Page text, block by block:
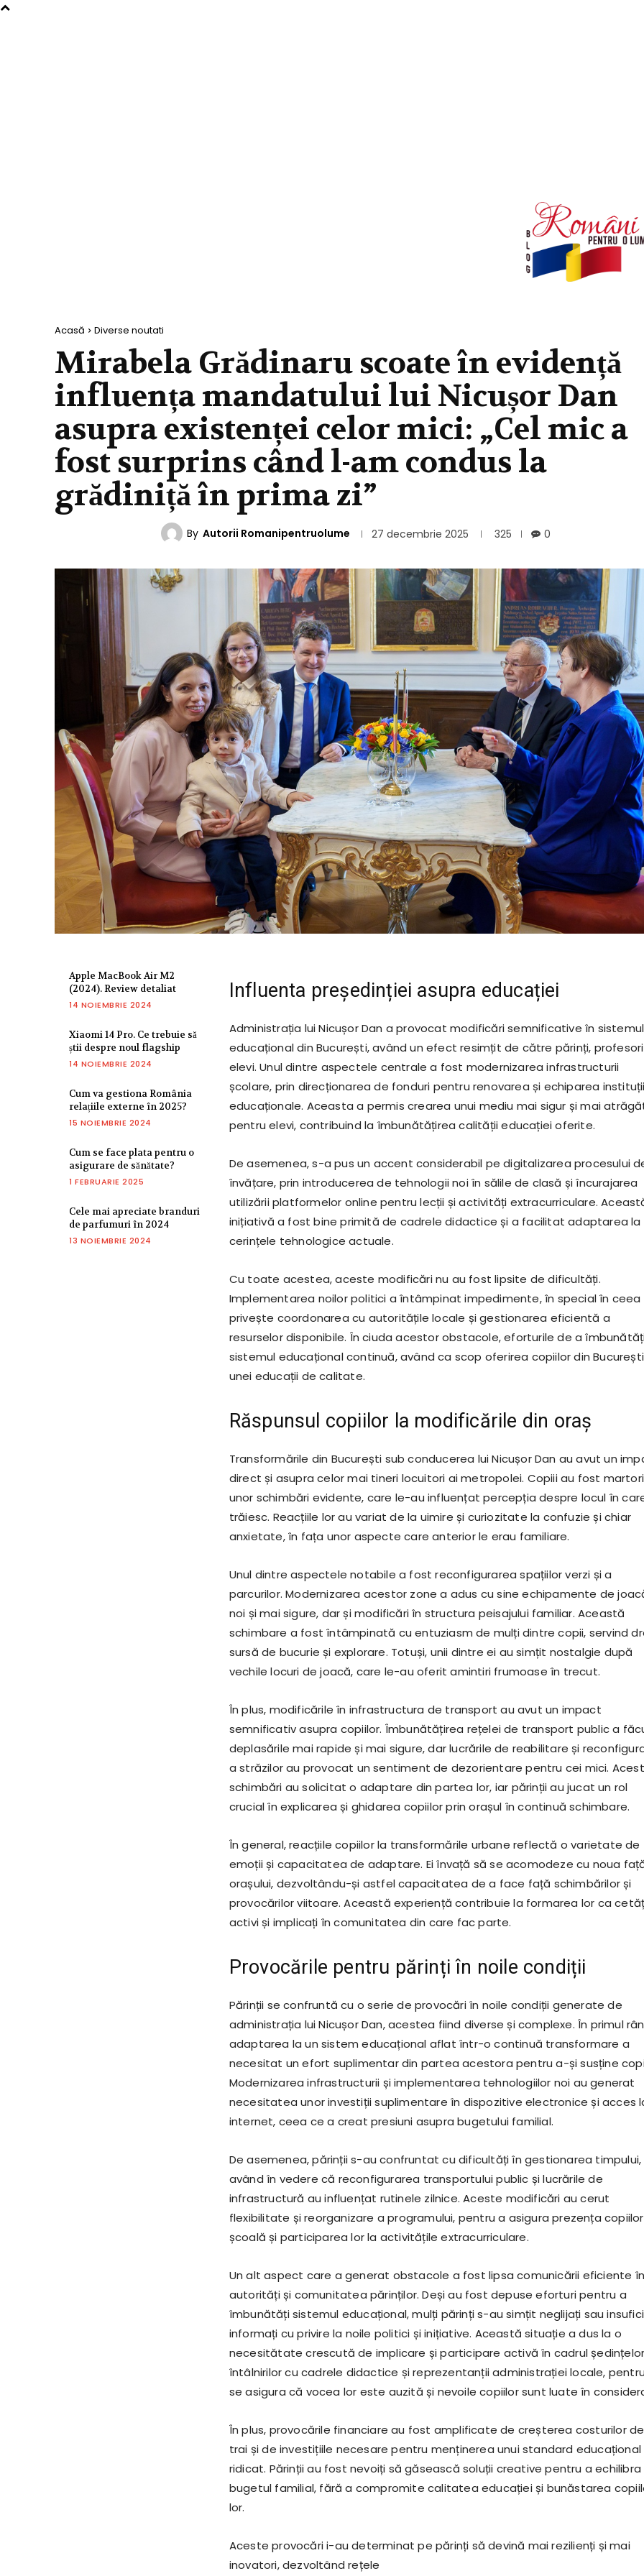
Acasă Diverse noutati
Mirabela Grădinaru scoate în evidență
influența mandatului lui Nicușor Dan
asupra existenței celor mici: „Cel mic a
fost surprins când l-am condus la
grădiniță în prima zi”
By Autorii Romanipentruolume 27 decembrie 2025 325 0
Apple MacBook Air M2
(2024). Review detaliat
14 NOIEMBRIE 2024
Xiaomi 14 Pro. Ce trebuie să
știi despre noul flagship
14 NOIEMBRIE 2024
Cum va gestiona România
relațiile externe în 2025?
15 NOIEMBRIE 2024
Cum se face plata pentru o
asigurare de sănătate?
1 FEBRUARIE 2025
Cele mai apreciate branduri
de parfumuri în 2024
13 NOIEMBRIE 2024
Influenta președinției asupra educației
Administrația lui Nicușor Dan a provocat modificări semnificative în sistemul
educațional din București, având un efect resimțit de către părinți,
elevi. Unul dintre aspectele centrale a fost modernizarea infrastructurii
școlare, prin direcționarea de fonduri pentru renovarea și echiparea
educaționale. Aceasta a permis crearea unui mediu mai sigur și mai
pentru elevi, contribuind la îmbunătățirea calității educației oferite.
De asemenea, s-a pus un accent considerabil pe digitalizarea procesului
învățare, prin introducerea de tehnologii noi în sălile de clasă și încurajarea
utilizării platformelor online pentru lecții și activități extracurriculare.
inițiativă a fost bine primită de cadrele didactice și a facilitat adaptarea la
cerințele tehnologice actuale.
Cu toate acestea, aceste modificări nu au fost lipsite de dificultăți.
Implementarea noilor politici a întâmpinat impedimente, în special în ceea
privește coordonarea cu autoritățile locale și gestionarea eficientă a
resurselor disponibile. În ciuda acestor obstacole, eforturile de a
sistemul educațional continuă, având ca scop oferirea copiilor din
unei educații de calitate.
Răspunsul copiilor la modificările din oraș
Transformările din București sub conducerea lui Nicușor Dan au avut un
direct și asupra celor mai tineri locuitori ai metropolei. Copiii au fost
unor schimbări evidente, care le-au influențat percepția despre locul în
trăiesc. Reacțiile lor au variat de la uimire și curiozitate la confuzie și chiar
anxietate, în fața unor aspecte care anterior le erau familiare.
Unul dintre aspectele notabile a fost reconfigurarea spațiilor verzi și a
parcurilor. Modernizarea acestor zone a adus cu sine echipamente de
noi și mai sigure, dar și modificări în structura peisajului familiar. Această
schimbare a fost întâmpinată cu entuziasm de mulți dintre copii, servind
sursă de bucurie și explorare. Totuși, unii dintre ei au simțit nostalgie după
vechile locuri de joacă, care le-au oferit amintiri frumoase în trecut.
În plus, modificările în infrastructura de transport au avut un impact
semnificativ asupra copiilor. Îmbunătățirea rețelei de transport public a
deplasările mai rapide și mai sigure, dar lucrările de reabilitare și
a străzilor au provocat un sentiment de dezorientare pentru cei mici.
schimbări au solicitat o adaptare din partea lor, iar părinții au jucat un rol
crucial în explicarea și ghidarea copiilor prin orașul în continuă schimbare.
În general, reacțiile copiilor la transformările urbane reflectă o varietate de
emoții și capacitatea de adaptare. Ei învață să se acomodeze cu noua
orașului, dezvoltându-și astfel capacitatea de a face față schimbărilor și
provocărilor viitoare. Această experiență contribuie la formarea lor ca
activi și implicați în comunitatea din care fac parte.
Provocările pentru părinți în noile condiții
Părinții se confruntă cu o serie de provocări în noile condiții generate de
administrația lui Nicușor Dan, acestea fiind diverse și complexe. În primul
adaptarea la un sistem educațional aflat într-o continuă transformare a
necesitat un efort suplimentar din partea acestora pentru a-și susține
Modernizarea infrastructurii și implementarea tehnologiilor noi au generat
necesitatea unor investiții suplimentare în dispozitive electronice și acces
internet, ceea ce a creat presiuni asupra bugetului familial.
De asemenea, părinții s-au confruntat cu dificultăți în gestionarea timpului,
având în vedere că reconfigurarea transportului public și lucrările de
infrastructură au influențat rutinele zilnice. Aceste modificări au cerut
flexibilitate și reorganizare a programului, pentru a asigura prezența
școală și participarea lor la activitățile extracurriculare.
Un alt aspect care a generat obstacole a fost lipsa comunicării eficiente
autorități și comunitatea părinților. Deși au fost depuse eforturi pentru a
îmbunătăți sistemul educațional, mulți părinți s-au simțit neglijați sau
informați cu privire la noile politici și inițiative. Această situație a dus la o
necesitătate crescută de implicare și participare activă în cadrul
întâlnirilor cu cadrele didactice și reprezentanții administrației locale,
se asigura că vocea lor este auzită și nevoile copiilor sunt luate în
În plus, provocările financiare au fost amplificate de creșterea costurilor de
trai și de investițiile necesare pentru menținerea unui standard educațional
ridicat. Părinții au fost nevoiți să găsească soluții creative pentru a echilibra
bugetul familial, fără a compromite calitatea educației și bunăstarea
lor.
Aceste provocări i-au determinat pe părinți să devină mai rezilienți și mai
inovatori, dezvoltând rețele